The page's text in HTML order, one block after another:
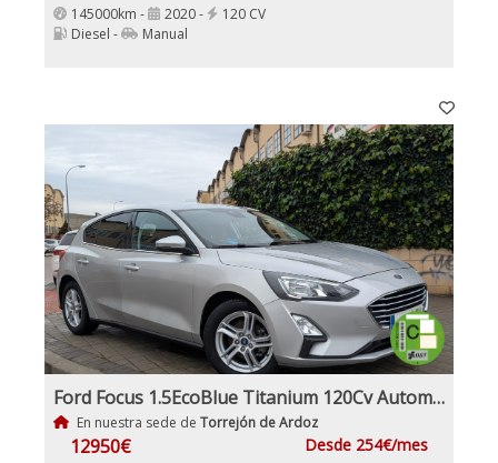
145000km - 2020 -
120 CV
Diesel -
Manual
Ford Focus 1.5EcoBlue Titanium 120Cv Automático
En nuestra sede de Torrejón de Ardoz
12950€ Desde 254€/mes